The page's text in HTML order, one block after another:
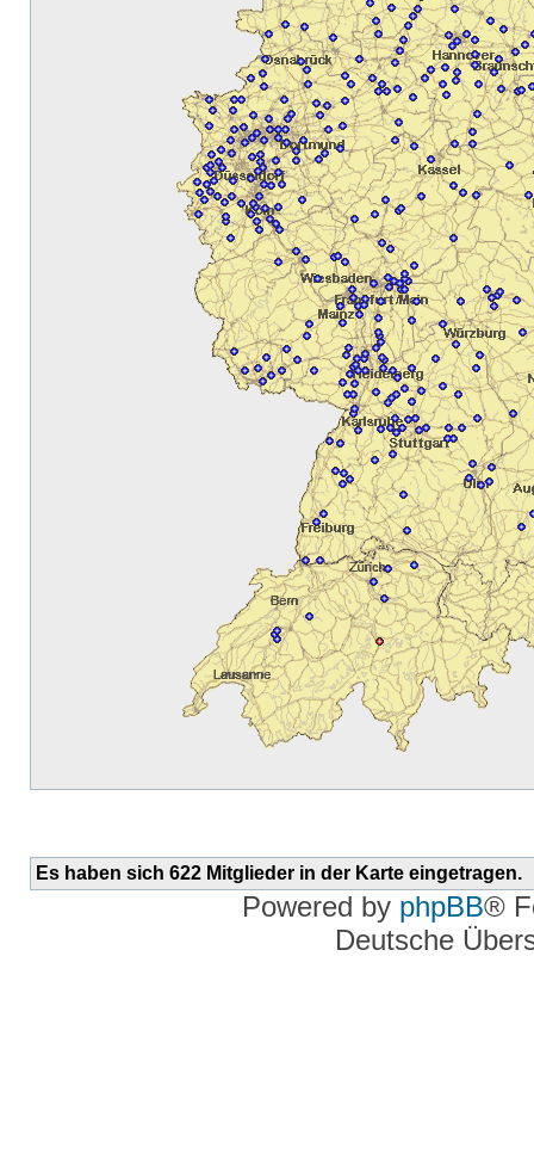
Es haben sich 622 Mitglieder in der Karte eingetragen.
Powered by phpBB®
Deutsche